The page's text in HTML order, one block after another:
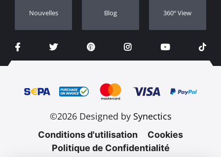
Nouvelles Blog 360º View
©2026 Designed by Synectics
Conditions d'utilisation
Cookies
Politique de Confidentialité